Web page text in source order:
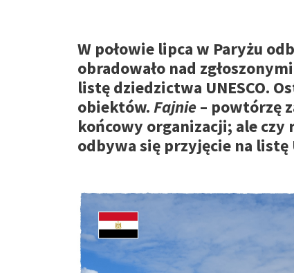
W połowie lipca w Paryżu
obradowało nad
listę dziedzictwa UNESCO.
obiektów.Fajnie– powtórzę
końcowy organizacji; ale
odbywa się przyjęcie na listę